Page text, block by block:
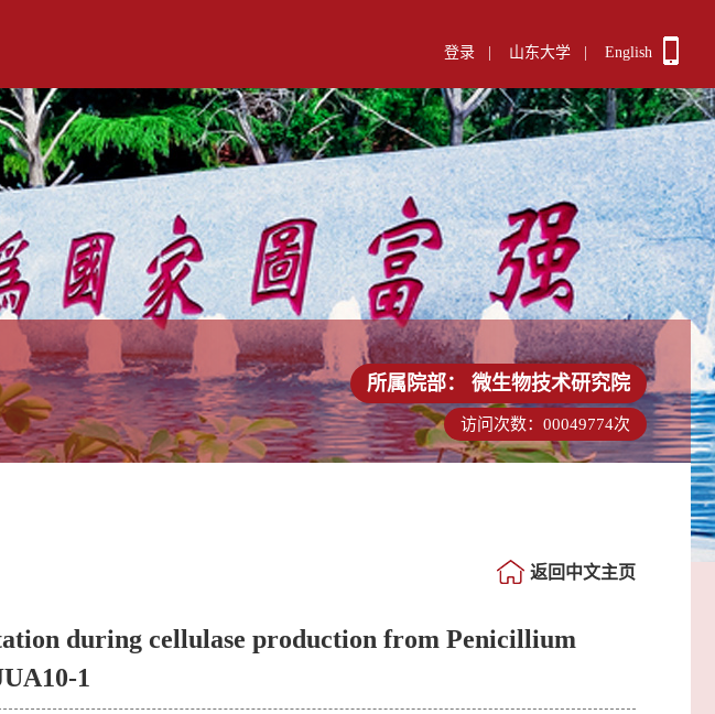
登录 山东大学 English
所属院部： 微生物技术研究院
访问次数： 00049774次
返回中文主页
during cellulase production from Penicillium
1